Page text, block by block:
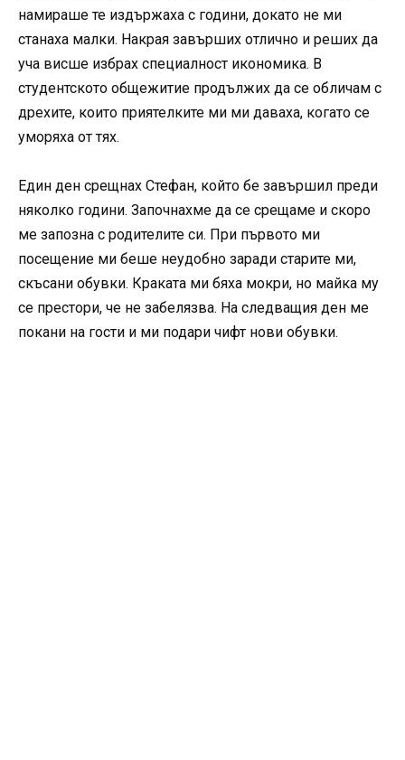
намираше те издържаха с години, докато не ми
станаха малки. Накрая завърших отлично и реших да
уча висше избрах специалност икономика. В
студентското общежитие продължих да се обличам с
дрехите, които приятелките ми ми даваха, когато се
уморяха от тях.
Един ден срещнах Стефан, който бе завършил преди
няколко години. Започнахме да се срещаме и скоро
ме запозна с родителите си. При първото ми
посещение ми беше неудобно заради старите ми,
скъсани обувки. Краката ми бяха мокри, но майка му
се престори, че не забелязва. На следващия ден ме
покани на гости и ми подари чифт нови обувки.